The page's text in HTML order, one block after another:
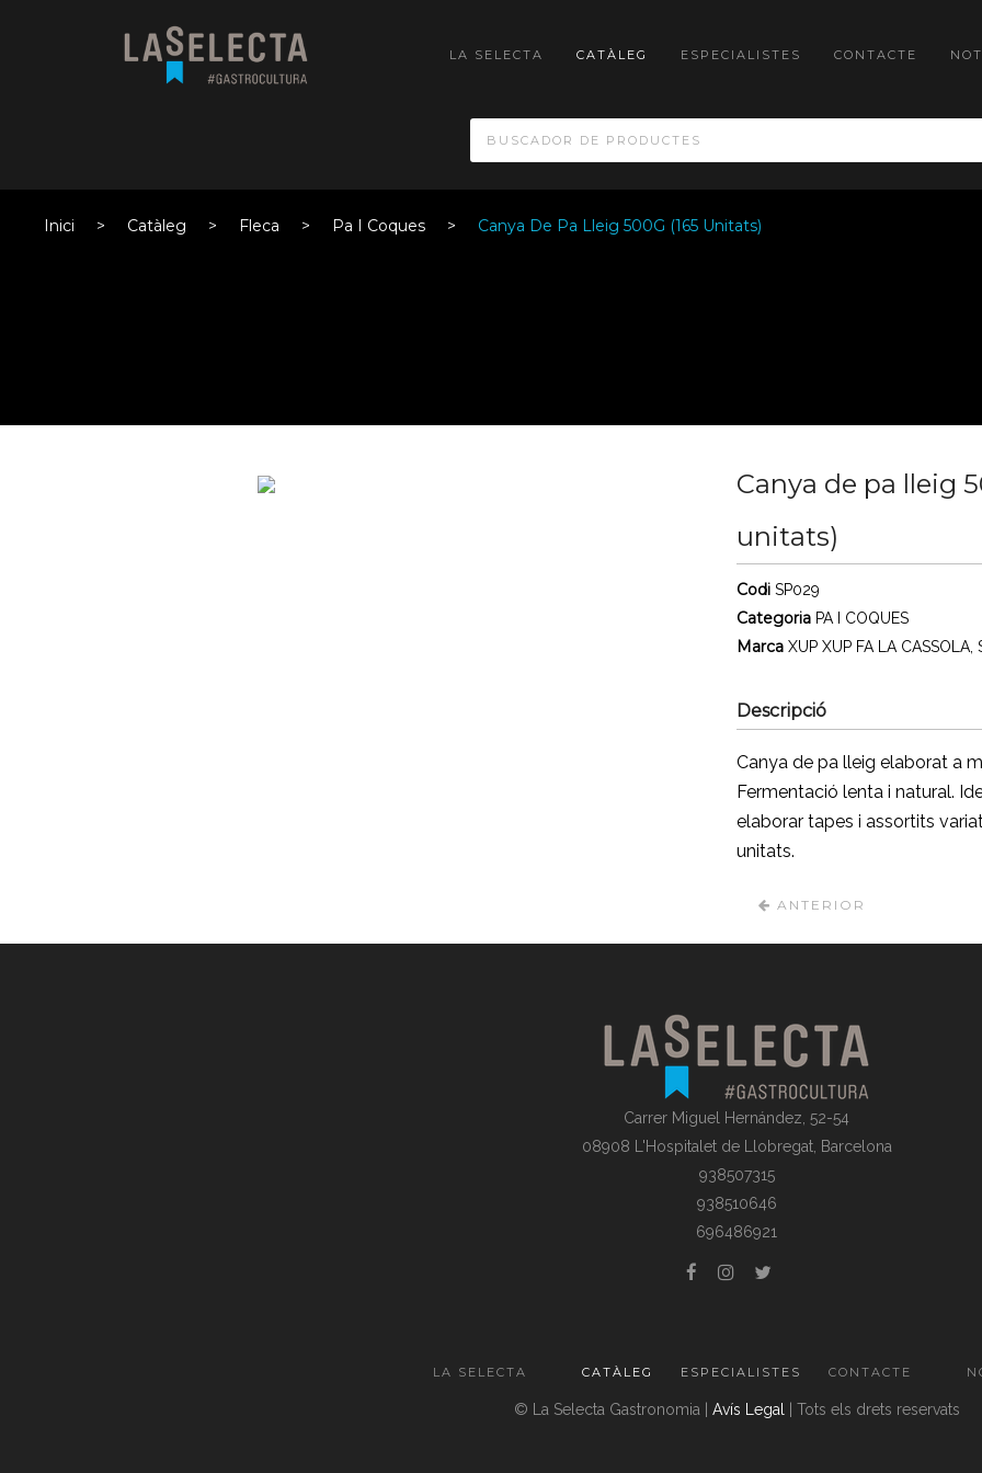
LA SELECTA CATÀLEG ESPECIALISTES CONTACTE
Inici Catàleg Fleca Pa I Coques Canya De Pa Lleig 500G (165 Unitats)
Canya de pa lleig
unitats)
Codi SP029
Categoria PA I COQUES
Marca XUP XUP FA LA CASSOLA,
Descripció
Canya de pa lleig elaborat a
Fermentació lenta i natural.
elaborar tapes i assortits
unitats.
ANTERIOR
Carrer Miguel Hernández, 52-54
08908 L'Hospitalet de Llobregat, Barcelona
938507315
938510646
696486921
LA SELECTA CATÀLEG ESPECIALISTES CONTACTE
© La Selecta Gastronomia | Avís Legal | Tots els drets reservats